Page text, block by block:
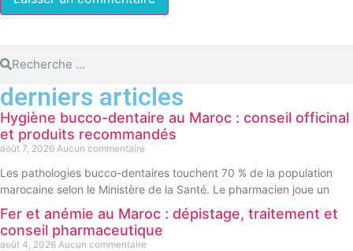
derniers articles
Hygiène bucco-dentaire au Maroc : conseil officinal
et produits recommandés
août 7, 2026 Aucun commentaire
Les pathologies bucco-dentaires touchent 70 % de la population
marocaine selon le Ministère de la Santé. Le pharmacien joue un
Fer et anémie au Maroc : dépistage, traitement et
conseil pharmaceutique
août 4, 2026 Aucun commentaire